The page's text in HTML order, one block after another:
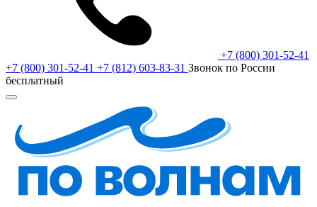
+7 (800) 301-52-41
+7 (800) 301-52-41 +7 (812) 603-83-31 Звонок по России
бесплатный